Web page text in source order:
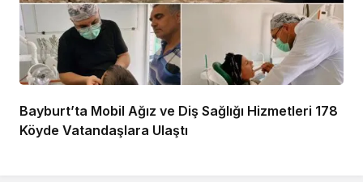
Bayburt’ta Mobil Ağız ve Diş Sağlığı Hizmetleri 178
Köyde Vatandaşlara Ulaştı